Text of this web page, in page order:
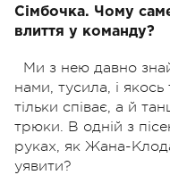
Сімбочка. Чому
влиття у команду?
Ми з нею давно
нами, тусила, і
тільки співає, а й
трюки. В одній з
руках, як Жана-
уявити?